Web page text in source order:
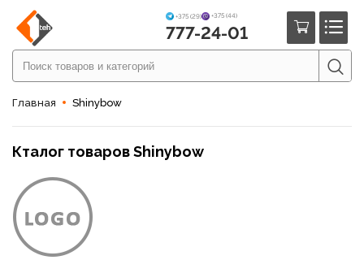
+375 (29) +375 (44)
777-24-01
Главная Shinybow
Кталог товаров Shinybow